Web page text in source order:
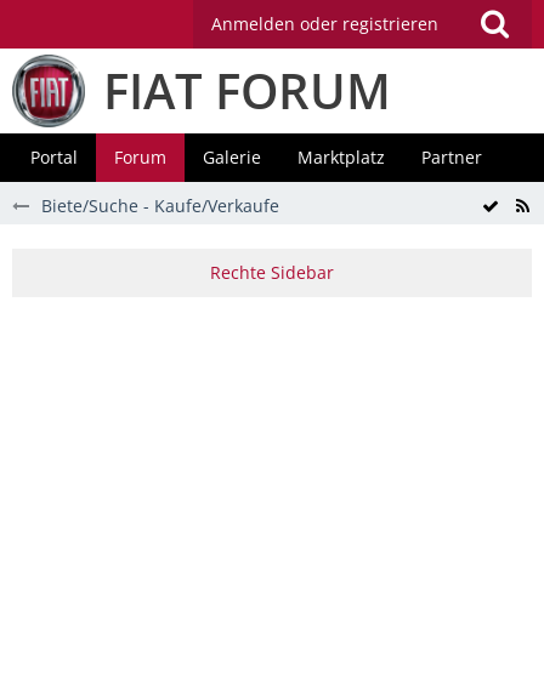
Anmelden oder registrieren
FIAT FORUM
Portal Forum Galerie Marktplatz Partner
Biete/Suche - Kaufe/Verkaufe